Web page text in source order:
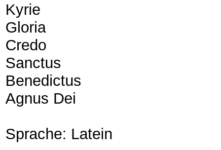
Kyrie
Gloria
Credo
Sanctus
Benedictus
Agnus Dei
Sprache: Latein